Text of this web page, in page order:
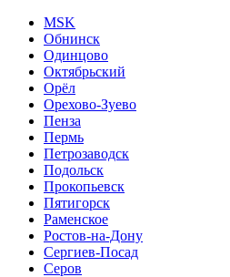
MSK
Обнинск
Одинцово
Октябрьский
Орёл
Орехово-Зуево
Пенза
Пермь
Петрозаводск
Подольск
Прокопьевск
Пятигорск
Раменское
Ростов-на-Дону
Сергиев-Посад
Серов